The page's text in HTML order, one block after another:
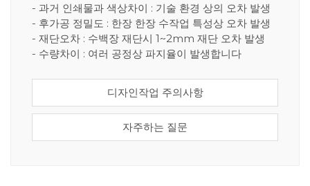
- 과거 인쇄물과 색상차이 : 기술 환경 상의 오차 발생
- 후가공 정밀도 : 한장 한장 수작업 특성상 오차 발생
- 재단오차 : 수백장 재단시 1~2mm 재단 오차 발생
- 수량차이 : 여러 공정상 파지율이 발생합니다
디자인작업 주의사항
자주하는 질문